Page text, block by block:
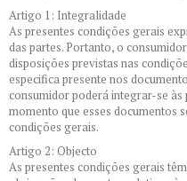
Artigo 1: Integralidade
As presentes condições gerais
das partes. Portanto, o
disposições previstas nas
especifica presente nos
consumidor poderá integrar-se
momento que esses documentos
condições gerais.
Artigo 2: Objecto
As presentes condições gerais